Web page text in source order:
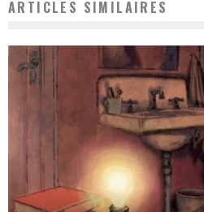
ARTICLES SIMILAIRES